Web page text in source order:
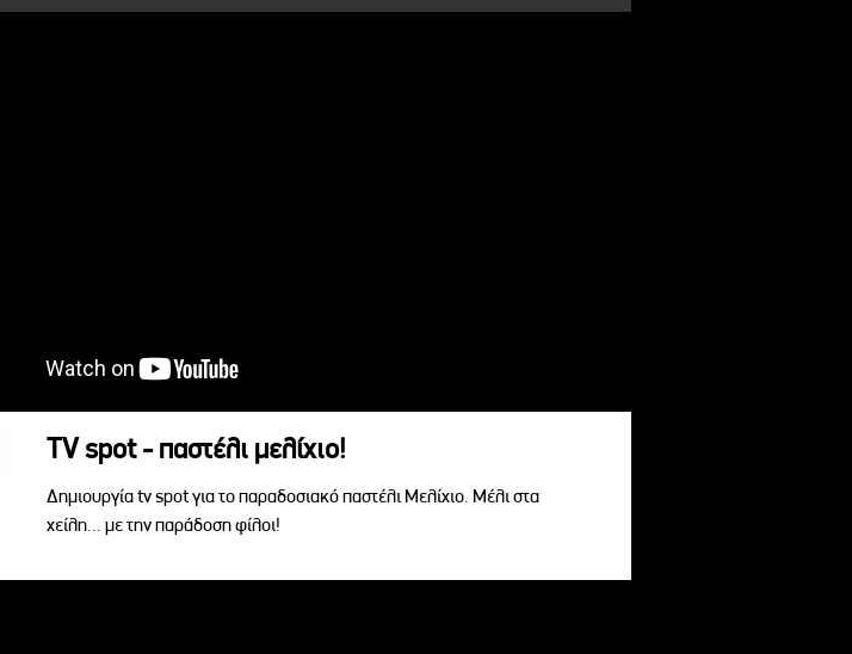
TV spot - παστέλι μελίχιο!
Δημιουργία tv spot για το παραδοσιακό παστέλι Μελίχιο. Μέλι στα
χείλη... με την παράδοση φίλοι!